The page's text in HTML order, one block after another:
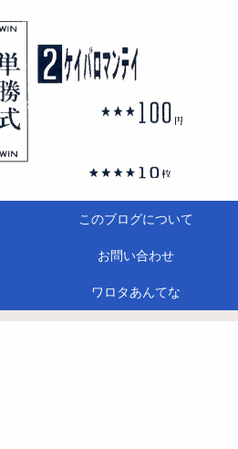
このブログについて
お問い合わせ
ワロタあんてな